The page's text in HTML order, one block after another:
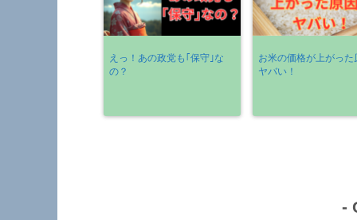
えっ！あの政党も｢保守｣な
の？
お米の価格が上がった
ヤバい！
-